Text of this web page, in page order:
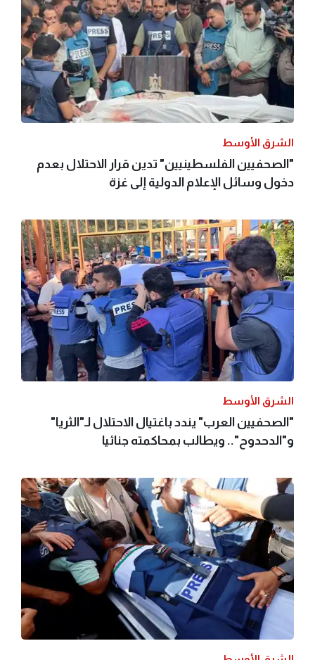
الشرق الأوسط
"الصحفيين الفلسطينيين" تدين قرار الاحتلال بعدم
دخول وسائل الإعلام الدولية إلى غزة
الشرق الأوسط
"الصحفيين العرب" يندد باغتيال الاحتلال لـ"الثريا"
و"الدحدوح".. ويطالب بمحاكمته جنائيا